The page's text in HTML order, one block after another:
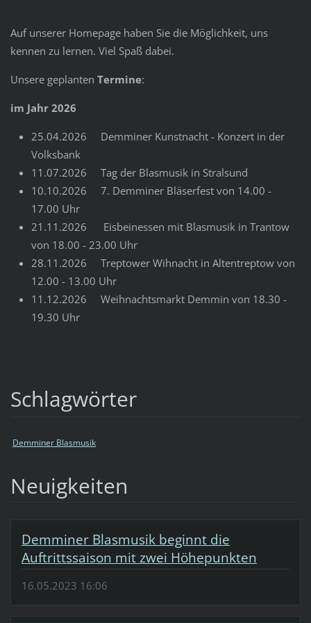
Auf unserer Homepage haben Sie die Möglichkeit, uns
kennen zu lernen. Viel Spaß dabei.
Unsere geplanten Termine:
im Jahr 2026
25.04.2026 Demminer Kunstnacht - Konzert in der
Volksbank
11.07.2026 Tag der Blasmusik in Stralsund
10.10.2026 7. Demminer Bläserfest von 14.00 -
17.00 Uhr
21.11.2026 Eisbeinessen mit Blasmusik in Trantow
von 18.00 - 23.00 Uhr
28.11.2026 Treptower Wihnacht in Altentreptow von
12.00 - 13.00 Uhr
11.12.2026 Weihnachtsmarkt Demmin von 18.30 -
19.30 Uhr
Schlagwörter
Demminer Blasmusik
Neuigkeiten
Demminer Blasmusik beginnt die
Auftrittssaison mit zwei Höhepunkten
16.05.2023 16:06